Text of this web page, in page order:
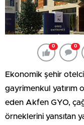
0 0
Ekonomik şehir
gayrimenkul yatırım
eden Akfen GYO,
örneklerini yansıtan